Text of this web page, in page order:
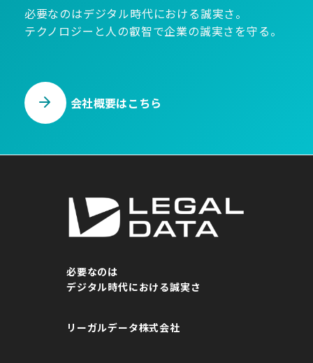
必要なのはデジタル時代における誠実さ。
テクノロジーと人の叡智で企業の誠実さを守る。
会社概要はこちら
必要なのは
デジタル時代における誠実さ
リーガルデータ株式会社